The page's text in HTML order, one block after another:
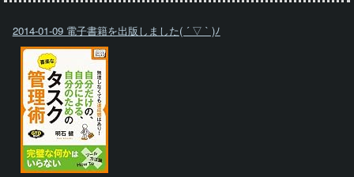
2014-01-09 電子書籍を出版しました( ´ ▽ ` )ﾉ